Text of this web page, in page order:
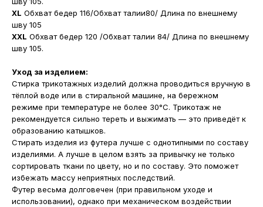
XL Обхват бедер 116/Обхват талии80/ Длина по внешнему
шву 105
XXL Обхват бедер 120 /Обхват талии 84/ Длина по внешнему
шву 105.
Уход за изделием:
Стирка трикотажных изделий должна проводиться вручную в
тёплой воде или в стиральной машине, на бережном
режиме при температуре не более 30°С. Трикотаж не
рекомендуется сильно тереть и выжимать — это приведёт к
образованию катышков.
Стирать изделия из футера лучше с однотипными по составу
изделиями. А лучше в целом взять за привычку не только
сортировать ткани по цвету, но и по составу. Это поможет
избежать массу неприятных последствий.
Футер весьма долговечен (при правильном уходе и
использовании), однако при механическом воздействии